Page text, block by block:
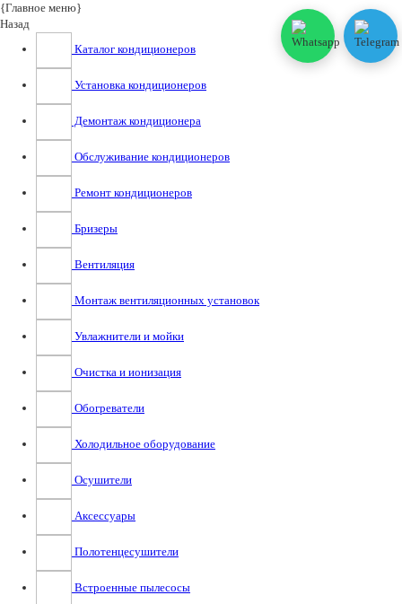
{Главное меню}
Назад
Каталог кондиционеров
Установка кондиционеров
Демонтаж кондиционера
Обслуживание кондиционеров
Ремонт кондиционеров
Бризеры
Вентиляция
Монтаж вентиляционных установок
Увлажнители и мойки
Очистка и ионизация
Обогреватели
Холодильное оборудование
Осушители
Аксессуары
Полотенцесушители
Встроенные пылесосы